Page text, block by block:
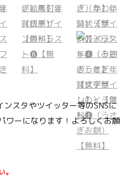
スタやツイッター等のSNSに
ワーになります！よろしくお願
。